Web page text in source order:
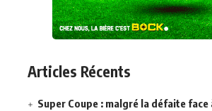
Articles Récents
Super Coupe : malgré la défaite face